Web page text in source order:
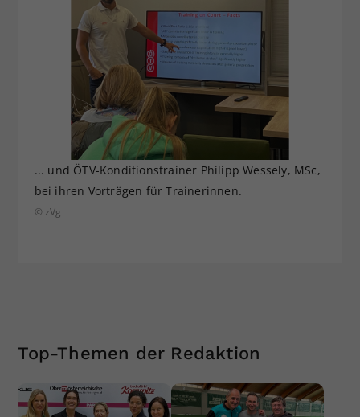
... und ÖTV-Konditionstrainer Philipp Wessely, MSc,
bei ihren Vorträgen für Trainerinnen.
© zVg
Top-Themen der Redaktion